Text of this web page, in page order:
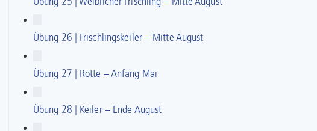
Übung 26 | Frischlingskeiler – Mitte August
Übung 27 | Rotte – Anfang Mai
Übung 28 | Keiler – Ende August